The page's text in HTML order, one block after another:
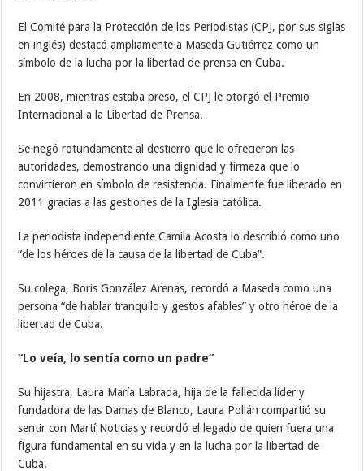
El Comité para la Protección de los Periodistas (CPJ, por sus siglas
en inglés) destacó ampliamente a Maseda Gutiérrez como un
símbolo de la lucha por la libertad de prensa en Cuba.
En 2008, mientras estaba preso, el CPJ le otorgó el Premio
Internacional a la Libertad de Prensa.
Se negó rotundamente al destierro que le ofrecieron las
autoridades, demostrando una dignidad y firmeza que lo
convirtieron en símbolo de resistencia. Finalmente fue liberado en
2011 gracias a las gestiones de la Iglesia católica.
La periodista independiente Camila Acosta lo describió como uno
“de los héroes de la causa de la libertad de Cuba”.
Su colega, Boris González Arenas, recordó a Maseda como una
persona “de hablar tranquilo y gestos afables” y otro héroe de la
libertad de Cuba.
“Lo veía, lo sentía como un padre”
Su hijastra, Laura María Labrada, hija de la fallecida líder y
fundadora de las Damas de Blanco, Laura Pollán compartió su
sentir con Martí Noticias y recordó el legado de quien fuera una
figura fundamental en su vida y en la lucha por la libertad de
Cuba.